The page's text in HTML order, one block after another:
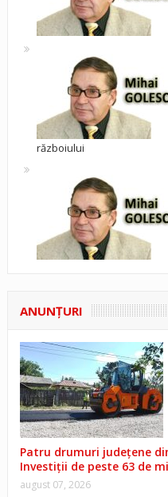
războiului
ANUNŢURI
Patru drumuri județene
Investiții de peste 63 de
august 07, 2026